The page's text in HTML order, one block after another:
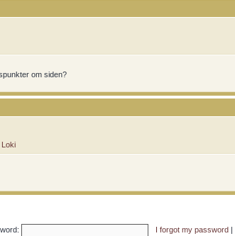
om siden?
Loki
I forgot my password |